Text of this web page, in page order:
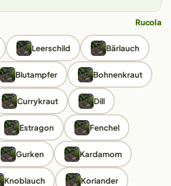
Rucola
Leerschild Bärlauch
Blutampfer Bohnenkraut
Currykraut Dill
Estragon Fenchel
Gurken Kardamom
Knoblauch Koriander